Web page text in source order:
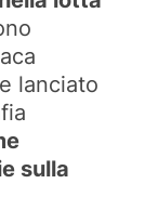
lanciato
sulla